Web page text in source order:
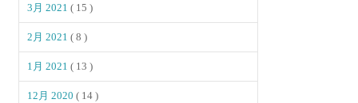
3月 2021( 15 )
2月 2021( 8 )
1月 2021( 13 )
12月 2020( 14 )